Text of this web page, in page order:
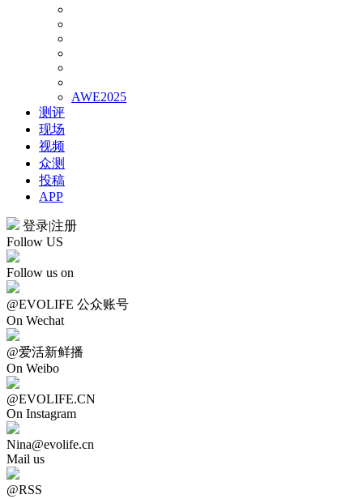
AWE2025
测评
现场
视频
众测
投稿
APP
登录|注册
Follow US
Follow us on
@EVOLIFE 公众账号
On Wechat
@爱活新鲜播
On Weibo
@EVOLIFE.CN
On Instagram
Nina@evolife.cn
Mail us
@RSS